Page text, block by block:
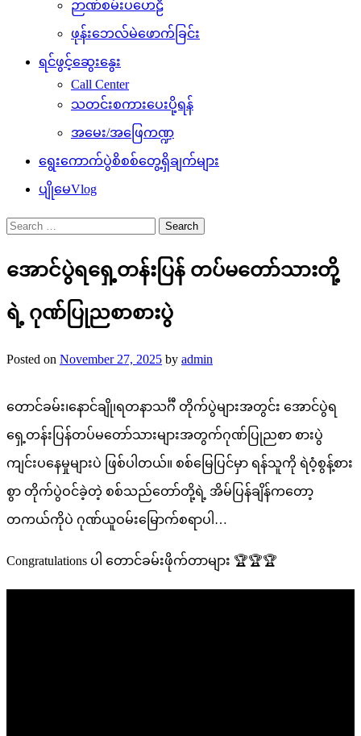
ဉာဏ်စမ်းပဟေဠိ
ဖုန်းဘေလ်မဲဖောက်ခြင်း
ရင်ဖွင့်ဆွေးနွေး
Call Center
သတင်းစကားပေးပို့ရန်
အမေး/အဖြေကဏ္ဍ
ရွေးကောက်ပွဲစိစစ်တွေ့ရှိချက်များ
ပျိုမေVlog
Search
for:
အောင်ပွဲရရှေ့တန်းပြန် တပ်မတော်သားတို့
ရဲ့ ဂုဏ်ပြုညစာစားပွဲ
Posted on November 27, 2025 by admin
တောင်ခမ်း၊နောင်ချို၊ရတနာသင်္ဂီ တိုက်ပွဲများအတွင်း အောင်ပွဲရ
ရှေ့တန်းပြန်တပ်မတော်သားများအတွက်ဂုဏ်ပြုညစာ စားပွဲ
ကျင်းပနေမှုများပဲ ဖြစ်ပါတယ်။ စစ်မြေပြင်မှာ ရန်သူကို ရဲဝံ့စွန့်စား
စွာ တိုက်ပွဲဝင်ခဲ့တဲ့ စစ်သည်တော်တို့ရဲ့ အိမ်ပြန်ချိန်ကတော့
တကယ်ကိုပဲ ဂုဏ်ယူဝမ်းမြောက်စရာပါ…
Congratulations ပါ တောင်ခမ်းဖိုက်တာများ 🏆🏆🏆